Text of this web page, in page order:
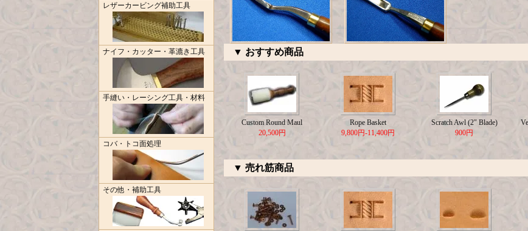
レザーカービング補助工具
ナイフ・カッター・革漉き工具
手縫い・レーシング工具・材料
コバ・トコ面処理
その他・補助工具
▼ おすすめ商品
Custom Round Maul
20,500円
Rope Basket
9,800円-11,400円
Scratch Awl (2" Blade)
900円
▼ 売れ筋商品